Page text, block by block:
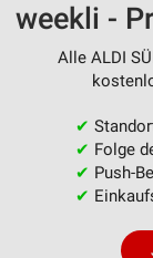
weekli -
Alle ALDI
✔
✔ Folge
✔ Push-
✔